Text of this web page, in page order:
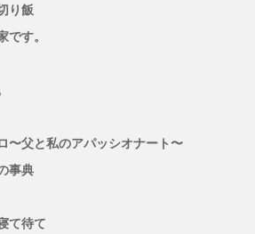
り飯
です。
〜父と私のアパッシオナート〜
事典
て待て